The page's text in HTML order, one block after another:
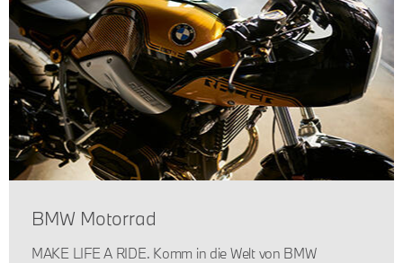
BMW Motorrad
MAKE LIFE A RIDE. Komm in die Welt von BMW